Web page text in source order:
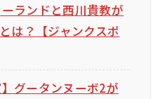
ーランドと西川貴教が
は？【ジャンクスポ
】グータンヌーボ2が